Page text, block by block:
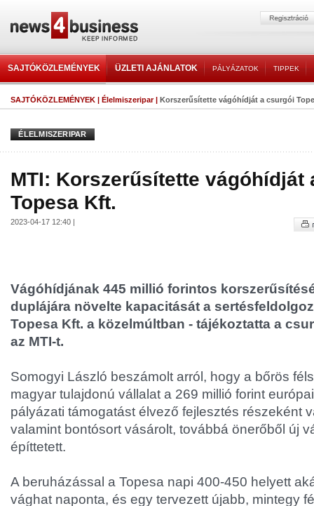
SAJTÓKÖZLEMÉNYEK ÜZLETI AJÁNLATOK PÁLYÁZATOK TIPPEK
SAJTÓKÖZLEMÉNYEK | Élelmiszeripar| Korszerűsítette vágóhídját a csurgói
ÉLELMISZERIPAR
MTI: Korszerűsítette vágóhídját
Topesa Kft.
2023-04-17 12:40 |
Vágóhídjának 445 millió forintos
duplájára növelte kapacitását a
Topesa Kft. a közelmúltban - tájékoztatta a
az MTI-t.
Somogyi László beszámolt arról, hogy a bőrös
magyar tulajdonú vállalat a 269 millió forint
pályázati támogatást élvező fejlesztés részeként
valamint bontósort vásárolt, továbbá önerőből új
építtetett.
A beruházással a Topesa napi 400-450 helyett
vághat naponta, és egy tervezett újabb, mintegy